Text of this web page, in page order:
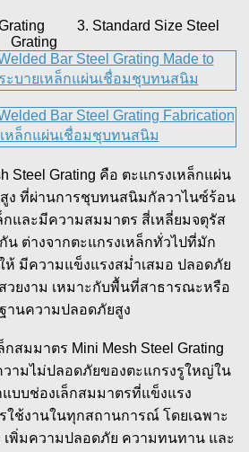
Grating 3. Standard Size Steel
Grating
Steel Grating คือ ตะแกรงเหล็กแผ่น
ง ที่ผ่านการชุบทนสนิมกัลวาไนซ์ร้อน
และมีความสมมาตร สี่เหลี่ยมจตุรัส
น ต่างจากตะแกรงเหล็กทั่วไปที่มัก
ห้ มีความแข็งแรงสม่ำเสมอ ปลอดภัย
วยงาม เหมาะกับพื้นที่สาธารณะหรือ
านความปลอดภัยสูง
สมมาตร Mini Mesh Steel Grating
ามไม่ปลอดภัยของตะแกรงรูใหญ่ใน
บบช่องเล็กสมมาตรที่แข็งแรง
ใช้งานในทุกสถานการณ์ โดยเฉพาะ
พิ่มความปลอดภัย ความทนทาน และ